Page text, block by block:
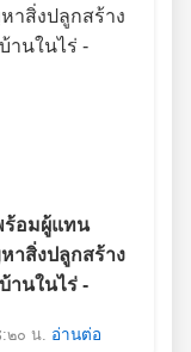
ร้อมผู้แทน
สิ่งปลูกสร้าง
านในไร่ -
๒๐ น. อ่านต่อ